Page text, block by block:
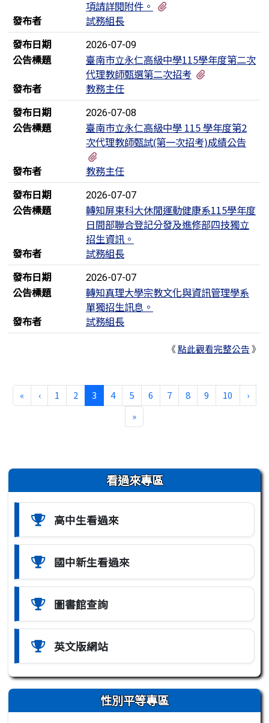
項請詳閱附件。
發布者
試務組長
發布日期
2026-07-09
公告標題
臺南市立永仁高級中學115學年度第二次
代理教師甄選第二次招考
發布者
教務主任
發布日期
2026-07-08
公告標題
臺南市立永仁高級中學 115 學年度第2
次代理教師甄試(第一次招考)成績公告
發布者
教務主任
發布日期
2026-07-07
公告標題
轉知屏東科大休閒運動健康系115學年度
日間部聯合登記分發及進修部四技獨立
招生資訊。
發布者
試務組長
發布日期
2026-07-07
公告標題
轉知真理大學宗教文化與資訊管理學系
單獨招生訊息。
發布者
試務組長
《點此觀看完整公告》
«第一頁
‹上一頁
1 2 3 (目前頁次)
4 5 6 7 8 9 10 ›下一
»最後頁
左邊區域內容 看過來專區
高中生看過來
國中新生看過來
圖書館查詢
英文版網站
性別平等專區